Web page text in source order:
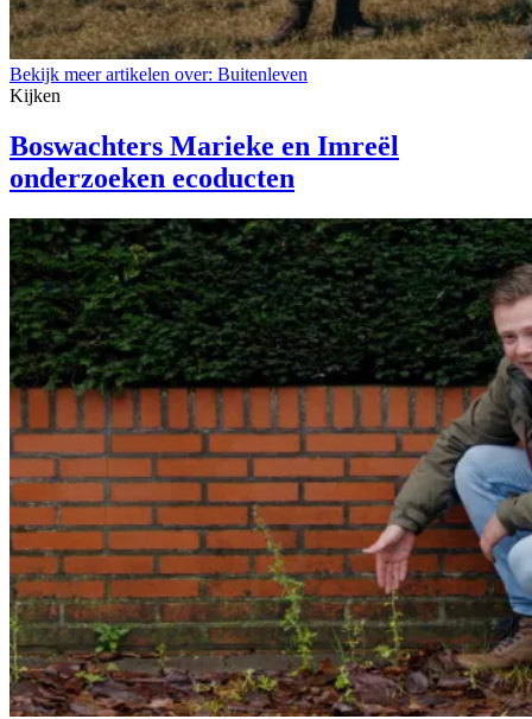
Bekijk meer artikelen over: Buitenleven
Kijken
Boswachters Marieke en Imreël
onderzoeken ecoducten